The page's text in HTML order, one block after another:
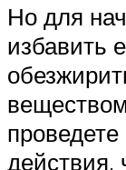
Но для
избавить
действия,